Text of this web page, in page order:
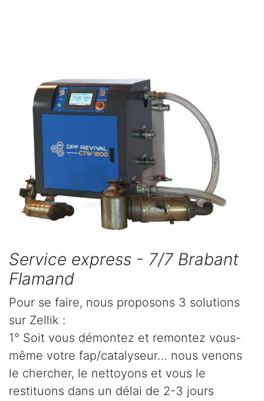
Service express - 7/7 Brabant
Flamand
Pour se faire, nous proposons 3 solutions
sur Zellik :
1° Soit vous démontez et remontez vous-
même votre fap/catalyseur… nous venons
le chercher, le nettoyons et vous le
restituons dans un délai de 2-3 jours